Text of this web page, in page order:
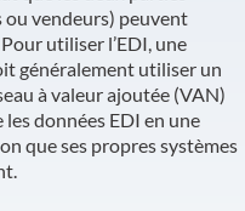
ou vendeurs) peuvent
utiliser l’EDI, une
généralement utiliser un
à valeur ajoutée (VAN)
données EDI en une
que ses propres systèmes